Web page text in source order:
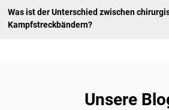
Was ist der Unterschied zwischen
Kampfstreckbändern?
Unsere